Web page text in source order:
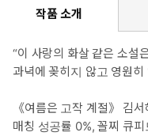
작품 소개
“이 사랑의 화살 같은 소설
과녁에 꽂히지 않고 영원히
《여름은 고작 계절》 김서
매칭 성공률 0%, 꼴찌 큐